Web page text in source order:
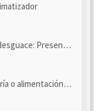
y seguimiento
eléctri...